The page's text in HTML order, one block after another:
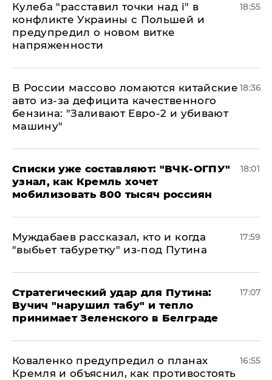
Кулеба "расставил точки над і" в
конфликте Украины с Польшей и
предупредил о новом витке
напряженности
18:55
В России массово ломаются китайские
авто из-за дефицита качественного
бензина: "Заливают Евро-2 и убивают
машину"
18:36
Списки уже составляют: "ВЧК-ОГПУ"
узнал, как Кремль хочет
мобилизовать 800 тысяч россиян
18:01
Муждабаев рассказал, кто и когда
"выбьет табуретку" из-под Путина
17:59
Стратегический удар для Путина:
Вучич "нарушил табу" и тепло
принимает Зеленского в Белграде
17:07
Коваленко предупредил о планах
Кремля и объяснил, как противостоять
16:55